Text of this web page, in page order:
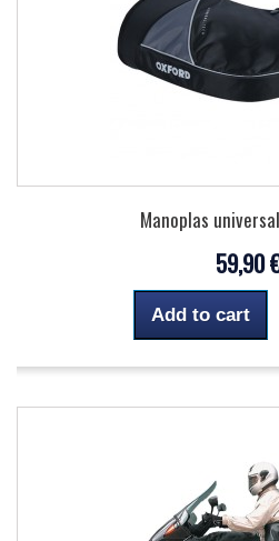
Manoplas
59,90
Add to cart